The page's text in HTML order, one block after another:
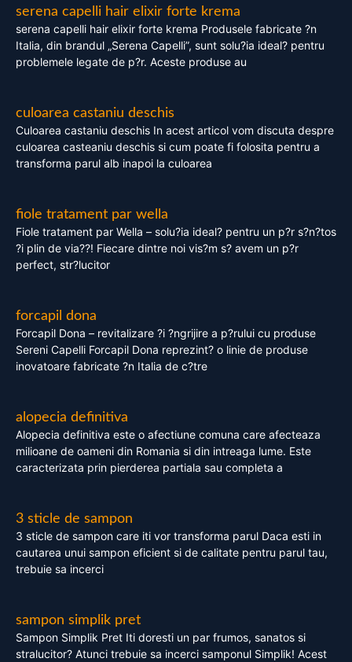
serena capelli hair elixir forte krema
serena capelli hair elixir forte krema Produsele fabricate ?n
Italia, din brandul „Serena Capelli”, sunt solu?ia ideal? pentru
problemele legate de p?r. Aceste produse au
culoarea castaniu deschis
Culoarea castaniu deschis In acest articol vom discuta despre
culoarea casteaniu deschis si cum poate fi folosita pentru a
transforma parul alb inapoi la culoarea
fiole tratament par wella
Fiole tratament par Wella – solu?ia ideal? pentru un p?r s?n?tos
?i plin de via??! Fiecare dintre noi vis?m s? avem un p?r
perfect, str?lucitor
forcapil dona
Forcapil Dona – revitalizare ?i ?ngrijire a p?rului cu produse
Sereni Capelli Forcapil Dona reprezint? o linie de produse
inovatoare fabricate ?n Italia de c?tre
alopecia definitiva
Alopecia definitiva este o afectiune comuna care afecteaza
milioane de oameni din Romania si din intreaga lume. Este
caracterizata prin pierderea partiala sau completa a
3 sticle de sampon
3 sticle de sampon care iti vor transforma parul Daca esti in
cautarea unui sampon eficient si de calitate pentru parul tau,
trebuie sa incerci
sampon simplik pret
Sampon Simplik Pret Iti doresti un par frumos, sanatos si
stralucitor? Atunci trebuie sa incerci samponul Simplik! Acest